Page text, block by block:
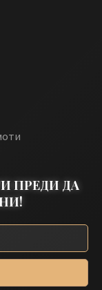
ПРЕДИ ДА